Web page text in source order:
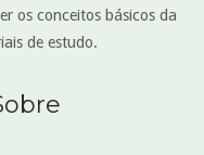
os conceitos básicos da
de estudo.